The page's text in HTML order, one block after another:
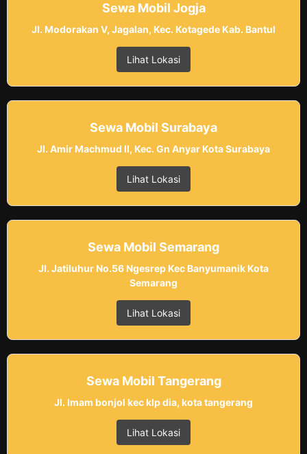
Sewa Mobil Jogja
Jl. Modorakan V, Jagalan, Kec. Kotagede Kab. Bantul
Lihat Lokasi
Sewa Mobil Surabaya
Jl. Amir Machmud II, Kec. Gn Anyar Kota Surabaya
Lihat Lokasi
Sewa Mobil Semarang
Jl. Jatiluhur No.56 Ngesrep Kec Banyumanik Kota
Semarang
Lihat Lokasi
Sewa Mobil Tangerang
Jl. Imam bonjol kec klp dia, kota tangerang
Lihat Lokasi